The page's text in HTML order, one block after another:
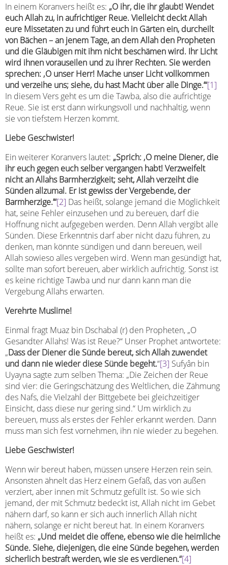
In einem Koranvers heißt es: „O ihr, die ihr glaubt! Wendet
euch Allah zu, in aufrichtiger Reue. Vielleicht deckt Allah
eure Missetaten zu und führt euch in Gärten ein, durcheilt
von Bächen – an jenem Tage, an dem Allah den Propheten
und die Gläubigen mit ihm nicht beschämen wird. Ihr Licht
wird ihnen vorauseilen und zu ihrer Rechten. Sie werden
sprechen: ‚O unser Herr! Mache unser Licht vollkommen
und verzeihe uns; siehe, du hast Macht über alle Dinge.’“[1]
In diesem Vers geht es um die Tawba, also die aufrichtige
Reue. Sie ist erst dann wirkungsvoll und nachhaltig, wenn
sie von tiefstem Herzen kommt.
Liebe Geschwister!
Ein weiterer Koranvers lautet: „Sprich: ‚O meine Diener, die
ihr euch gegen euch selber vergangen habt! Verzweifelt
nicht an Allahs Barmherzigkeit; seht, Allah verzeiht die
Sünden allzumal. Er ist gewiss der Vergebende, der
Barmherzige.’“[2] Das heißt, solange jemand die Möglichkeit
hat, seine Fehler einzusehen und zu bereuen, darf die
Hoffnung nicht aufgegeben werden. Denn Allah vergibt alle
Sünden. Diese Erkenntnis darf aber nicht dazu führen, zu
denken, man könnte sündigen und dann bereuen, weil
Allah sowieso alles vergeben wird. Wenn man gesündigt hat,
sollte man sofort bereuen, aber wirklich aufrichtig. Sonst ist
es keine richtige Tawba und nur dann kann man die
Vergebung Allahs erwarten.
Verehrte Muslime!
Einmal fragt Muaz bin Dschabal (r) den Propheten, „O
Gesandter Allahs! Was ist Reue?“ Unser Prophet antwortete:
„Dass der Diener die Sünde bereut, sich Allah zuwendet
und dann nie wieder diese Sünde begeht.“[3] Sufyân bin
Uyayna sagte zum selben Thema: „Die Zeichen der Reue
sind vier: die Geringschätzung des Weltlichen, die Zähmung
des Nafs, die Vielzahl der Bittgebete bei gleichzeitiger
Einsicht, dass diese nur gering sind.“ Um wirklich zu
bereuen, muss als erstes der Fehler erkannt werden. Dann
muss man sich fest vornehmen, ihn nie wieder zu begehen.
Liebe Geschwister!
Wenn wir bereut haben, müssen unsere Herzen rein sein.
Ansonsten ähnelt das Herz einem Gefäß, das von außen
verziert, aber innen mit Schmutz gefüllt ist. So wie sich
jemand, der mit Schmutz bedeckt ist, Allah nicht im Gebet
nähern darf, so kann er sich auch innerlich Allah nicht
nähern, solange er nicht bereut hat. In einem Koranvers
heißt es: „Und meidet die offene, ebenso wie die heimliche
Sünde. Siehe, diejenigen, die eine Sünde begehen, werden
sicherlich bestraft werden, wie sie es verdienen.“[4]